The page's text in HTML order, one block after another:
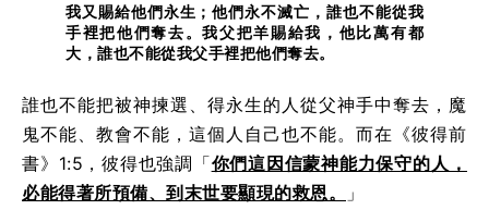
我又賜給他們永生；他們永不滅亡，誰也不能從我
手裡把他們奪去。我父把羊賜給我，他比萬有都
大，誰也不能從我父手裡把他們奪去。
誰也不能把被神揀選、得永生的人從父神手中奪去，魔
鬼不能、教會不能，這個人自己也不能。而在《彼得前
書》1:5，彼得也強調「你們這因信蒙神能力保守的人，
必能得著所預備、到末世要顯現的救恩。
」